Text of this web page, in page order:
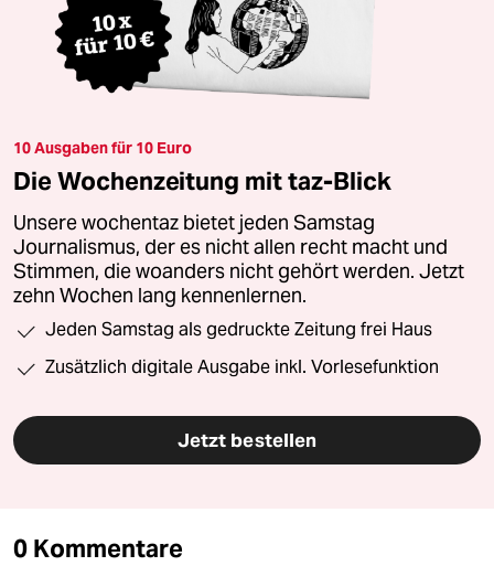
10 Ausgaben für 10 Euro
Die Wochenzeitung mit taz-Blick
Unsere wochentaz bietet jeden Samstag
Journalismus, der es nicht allen recht macht und
Stimmen, die woanders nicht gehört werden. Jetzt
zehn Wochen lang kennenlernen.
Jeden Samstag als gedruckte Zeitung frei Haus
Zusätzlich digitale Ausgabe inkl. Vorlesefunktion
Jetzt bestellen
0 Kommentare